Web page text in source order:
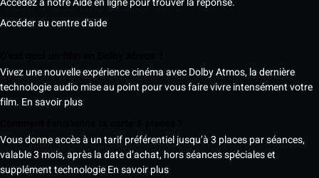
Accéder au centre d'aide
Vivez une nouvelle expérience cinéma avec Dolby Atmos, la dernière
technologie audio mise au point pour vous faire vivre intensément votre
film. En savoir plus
Vous donne accès à un tarif préférentiel jusqu’à 3 places par séances,
valable 3 mois, après la date d’achat, hors séances spéciales et
supplément technologieEn savoir plus